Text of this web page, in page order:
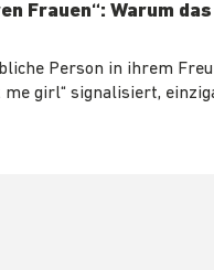
Frauen“: Warum
Person in ihrem
me girl“ signalisiert,